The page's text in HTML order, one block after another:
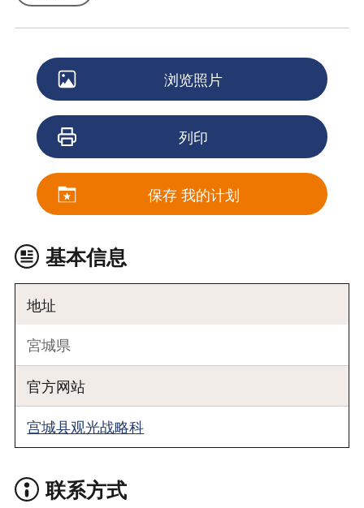
浏览照片
列印
保存 我的计划
基本信息
地址
宮城県
官方网站
宫城县观光战略科
联系方式